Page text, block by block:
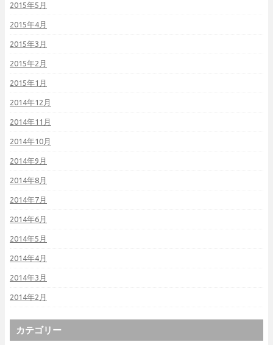
2015年5月
2015年4月
2015年3月
2015年2月
2015年1月
2014年12月
2014年11月
2014年10月
2014年9月
2014年8月
2014年7月
2014年6月
2014年5月
2014年4月
2014年3月
2014年2月
カテゴリー